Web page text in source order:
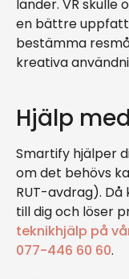
länder. VR skulle
en bättre
bestämma
kreativa
Hjälp
Smartify hjälper
om det behövs
RUT-avdrag).
till dig och löser
teknikhjälp på
077-446 60 60.